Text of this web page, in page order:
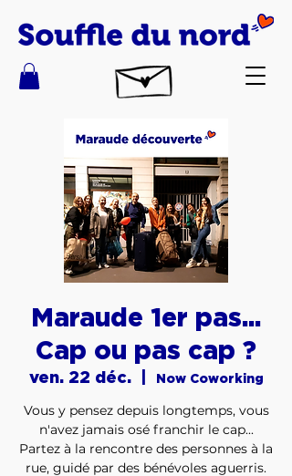
Maraude 1er pas...
Cap ou pas cap ?
ven. 22 déc.
  |
Now Coworking
Vous y pensez depuis longtemps, vous
n'avez jamais osé franchir le cap...
Partez à la rencontre des personnes à la
rue, guidé par des bénévoles aguerris.